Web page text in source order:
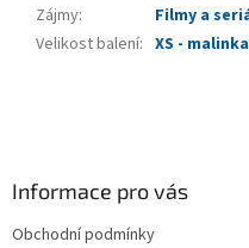
Zájmy:
Filmy a
Velikost balení: XS -
Informace pro vás
Obchodní podmínky